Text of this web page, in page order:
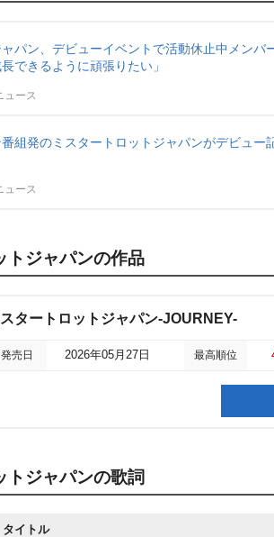
パン、デビューイベントで活動休止中メンバ
できるように頑張りたい」
ュース
組発のミスタートロットジャパンがデビュー
ュース
トジャパンの作品
スタートロットジャパン-JOURNEY-
発売日 2026年05月27日 最高順位
トジャパンの歌詞
タイトル